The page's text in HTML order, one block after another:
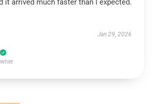
it arrived much faster than I expected.
Jan 29, 2026